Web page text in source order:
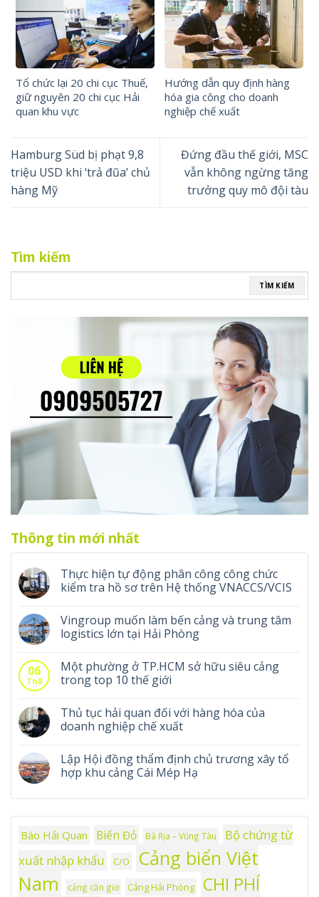
Tổ chức lại 20 chi cục Thuế,
giữ nguyên 20 chi cục Hải
quan khu vực
Hướng dẫn quy định hàng
hóa gia công cho doanh
nghiệp chế xuất
Hamburg Süd bị phạt 9,8
triệu USD khi ‘trả đũa’ chủ
hàng Mỹ
Đứng đầu thế giới, MSC
vẫn không ngừng tăng
trưởng quy mô đội tàu
Tìm kiếm
TÌM KIẾM
Thông tin mới nhất
Thực hiện tự động phân công công chức
kiểm tra hồ sơ trên Hệ thống VNACCS/VCIS
Vingroup muốn làm bến cảng và trung tâm
logistics lớn tại Hải Phòng
06
Th8
Một phường ở TP.HCM sở hữu siêu cảng
trong top 10 thế giới
Thủ tục hải quan đối với hàng hóa của
doanh nghiệp chế xuất
Lập Hội đồng thẩm định chủ trương xây tổ
hợp khu cảng Cái Mép Hạ
Báo Hải Quan Biển Đỏ Bà Rịa – Vũng Tàu
Bộ chứng từ
xuất nhập khẩu
C/O
Cảng biển Việt
Nam
cảng cần giờ Cảng Hải Phòng
CHI PHÍ